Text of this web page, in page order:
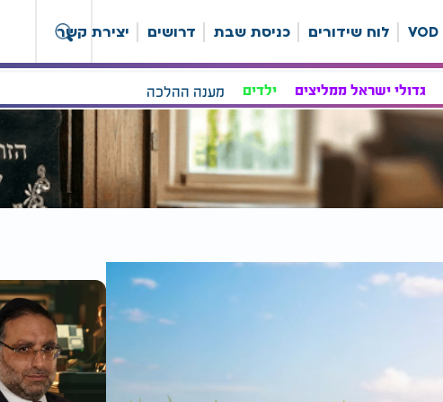
VOD לוח שידורים כניסת שבת דרושים יצירת קשר
גדולי ישראל ממליצים ילדים מענה ההלכה